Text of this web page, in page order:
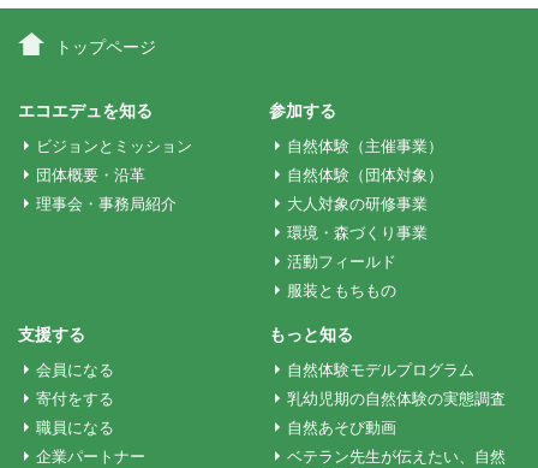
ビ
ゲ
ー
ョ
ン
トップページ
エコエデュを知る
ビジョンとミッション
団体概要・沿革
理事会・事務局紹介
参加する
自然体験（主催事業）
自然体験（団体対象）
大人対象の研修事業
環境・森づくり事業
活動フィールド
服装ともちもの
支援する
会員になる
寄付をする
職員になる
企業パートナー
もっと知る
自然体験モデルプログラム
乳幼児期の自然体験の実態調査
自然あそび動画
ベテラン先生が伝えたい、自然